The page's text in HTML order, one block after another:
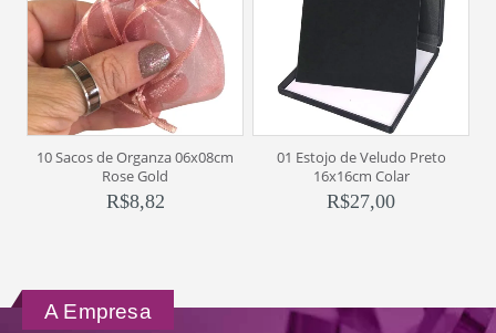
10 Sacos de Organza 06x08cm
Rose Gold
R$8,82
01 Estojo de Veludo Preto
16x16cm Colar
R$27,00
A Empresa